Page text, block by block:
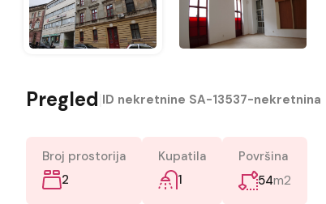
Pregled ID nekretnine SA-13537-nekretnina
Broj prostorija
2
Kupatila
1
Površina
54m2